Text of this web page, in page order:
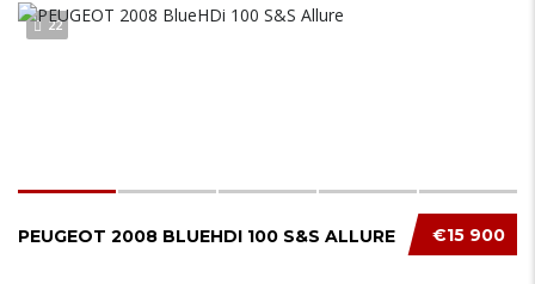
22
€15 900
PEUGEOT 2008 BLUEHDI 100 S&S ALLURE